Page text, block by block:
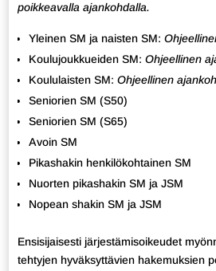
poikkeavalla ajankohdalla.
Yleinen SM ja naisten SM:
Koulujoukkueiden SM: Ohjeellinen
Koululaisten SM: Ohjeellinen
Seniorien SM (S50)
Seniorien SM (S65)
Avoin SM
Pikashakin henkilökohtainen SM
Nuorten pikashakin SM ja JSM
Nopean shakin SM ja JSM
Ensisijaisesti järjestämisoikeudet
tehtyjen hyväksyttävien hakemuksien